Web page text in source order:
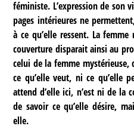
féministe. L’expression de son
pages intérieures ne
à ce qu’elle ressent. La
couverture disparait ainsi au
celui de la femme
ce qu’elle veut, ni ce qu’elle
attend d’elle ici, n’est ni de la
de savoir ce qu’elle désire,
elle.